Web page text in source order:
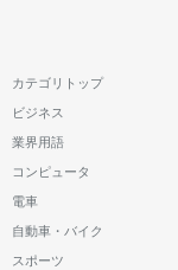
カテゴリトップ
ビジネス
業界用語
コンピュータ
電車
自動車・バイク
スポーツ